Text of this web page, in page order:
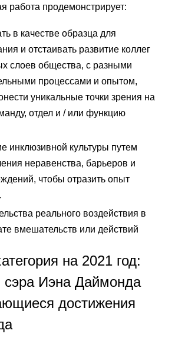
работа продемонстрирует:
в качестве образца для
и отстаивать развитие коллег
слоев общества, с разными
процессами и опытом,
уникальные точки зрения на
отдел и / или функцию
инклюзивной культуры путем
неравенства, барьеров и
чтобы отразить опыт
реального воздействия в
вмешательств или действий
на 2021 год:
Иэна Даймонда
достижения